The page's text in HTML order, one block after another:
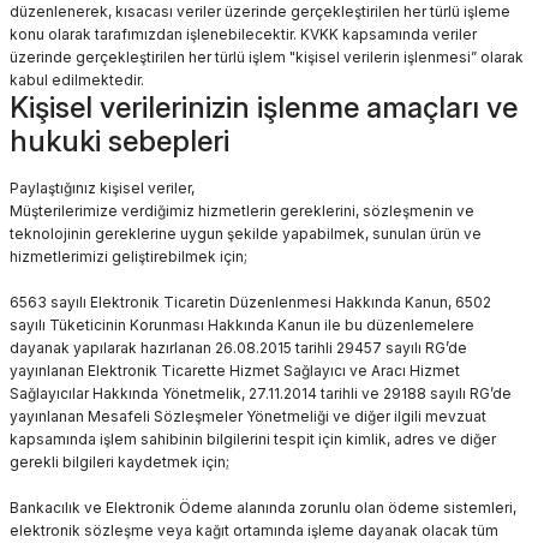
düzenlenerek, kısacası veriler üzerinde gerçekleştirilen her türlü işleme
konu olarak tarafımızdan işlenebilecektir. KVKK kapsamında veriler
üzerinde gerçekleştirilen her türlü işlem "kişisel verilerin işlenmesi” olarak
kabul edilmektedir.
Kişisel verilerinizin işlenme amaçları ve
hukuki sebepleri
Paylaştığınız kişisel veriler,
Müşterilerimize verdiğimiz hizmetlerin gereklerini, sözleşmenin ve
teknolojinin gereklerine uygun şekilde yapabilmek, sunulan ürün ve
hizmetlerimizi geliştirebilmek için;
6563 sayılı Elektronik Ticaretin Düzenlenmesi Hakkında Kanun, 6502
sayılı Tüketicinin Korunması Hakkında Kanun ile bu düzenlemelere
dayanak yapılarak hazırlanan 26.08.2015 tarihli 29457 sayılı RG’de
yayınlanan Elektronik Ticarette Hizmet Sağlayıcı ve Aracı Hizmet
Sağlayıcılar Hakkında Yönetmelik, 27.11.2014 tarihli ve 29188 sayılı RG’de
yayınlanan Mesafeli Sözleşmeler Yönetmeliği ve diğer ilgili mevzuat
kapsamında işlem sahibinin bilgilerini tespit için kimlik, adres ve diğer
gerekli bilgileri kaydetmek için;
Bankacılık ve Elektronik Ödeme alanında zorunlu olan ödeme sistemleri,
elektronik sözleşme veya kağıt ortamında işleme dayanak olacak tüm